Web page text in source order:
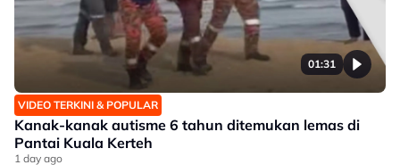
01:31
VIDEO TERKINI & POPULAR
Kanak-kanak autisme 6 tahun ditemukan lemas di
Pantai Kuala Kerteh
1 day ago